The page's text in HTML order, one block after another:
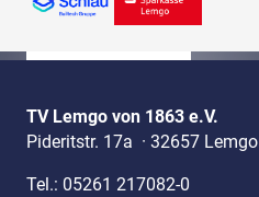
TV Lemgo von 1863 e.V.
Pideritstr. 17a · 32657 Lemgo
Tel.: 05261 217082-0